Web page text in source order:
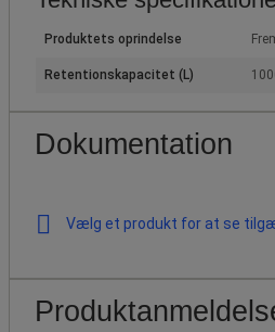
Produktets oprindelse
Retentionskapacitet (L)
Dokumentation
Vælg et produkt for at se